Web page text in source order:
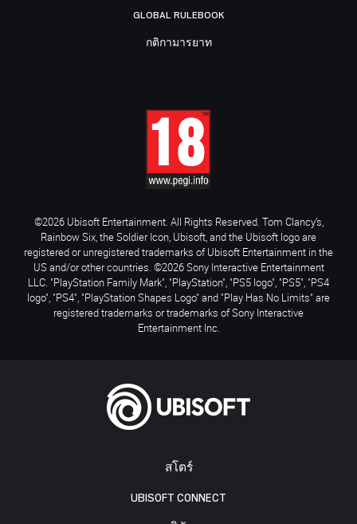
สโตร์
UBISOFT CONNECT
GLOBAL RULEBOOK
กติกามารยาท
©2026 Ubisoft Entertainment. All Rights Reserved. Tom Clancy’s,
Rainbow Six, the Soldier Icon, Ubisoft, and the Ubisoft logo are
registered or unregistered trademarks of Ubisoft Entertainment in the
US and/or other countries. ©2026 Sony Interactive Entertainment
LLC. "PlayStation Family Mark", "PlayStation", "PS5 logo", "PS5", "PS4
logo", "PS4", "PlayStation Shapes Logo" and "Play Has No Limits" are
registered trademarks or trademarks of Sony Interactive
Entertainment Inc.